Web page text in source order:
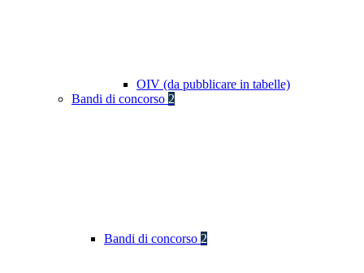
OIV (da pubblicare in tabelle)
Bandi di concorso 2
Bandi di concorso 2